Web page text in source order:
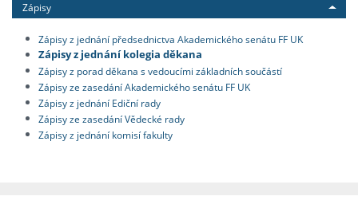
Zápisy
Zápisy z jednání předsednictva Akademického senátu FF UK
Zápisy z jednání kolegia děkana
Zápisy z porad děkana s vedoucími základních součástí
Zápisy ze zasedání Akademického senátu FF UK
Zápisy z jednání Ediční rady
Zápisy ze zasedání Vědecké rady
Zápisy z jednání komisí fakulty